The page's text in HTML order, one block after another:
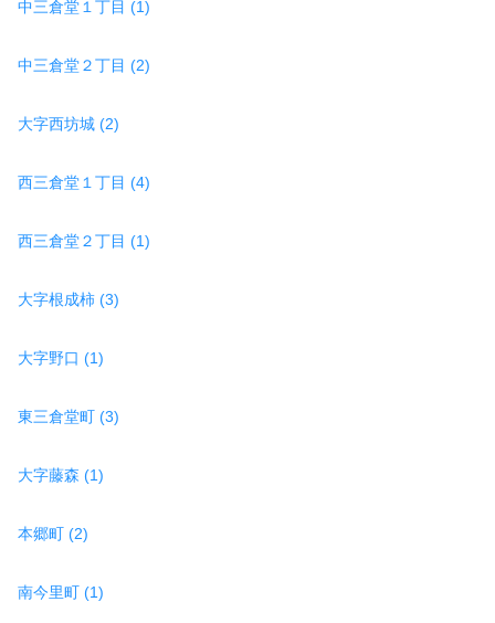
中三倉堂１丁目 (1)
中三倉堂２丁目 (2)
大字西坊城 (2)
西三倉堂１丁目 (4)
西三倉堂２丁目 (1)
大字根成柿 (3)
大字野口 (1)
東三倉堂町 (3)
大字藤森 (1)
本郷町 (2)
南今里町 (1)